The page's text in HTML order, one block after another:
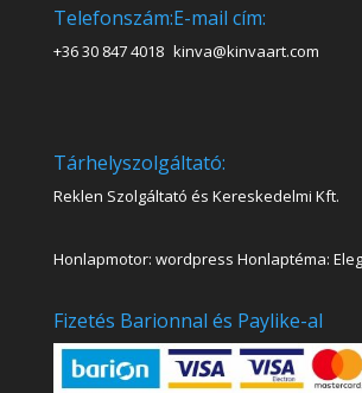
Telefonszám:
+36 30 847 4018
E-mail cím:
kinva@kinvaart.com
Tárhelyszolgáltató:
Reklen Szolgáltató és Kereskedelmi Kft.
Honlapmotor: wordpress Honlaptéma:
Fizetés Barionnal és Paylike-al